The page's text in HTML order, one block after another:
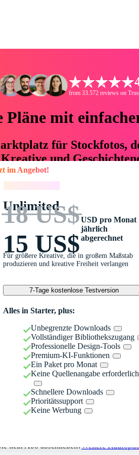
from 33.572 reviews on
Pläne mit
für Stockfotos,
und
an Zeit und Budget
Angebot!
Unlimited
18 US$
15 US$
USD pro Monat
jährlich
abgerechnet
Für größere Kreative, die in großem Maßstab
produzieren und kreative Freiheit verlangen
7-Tage kostenlose Testversion
Alles in Starter, plus:
Unbegrenzte Downloads
Vollständiger Bibliothekszugang
Professionelle Design-Tools
Premium-KI-Funktionen
Ein Paket pro Monat
Keine Quellenangabe erforderlich
Schnellere Downloads
Prioritätssupport
Keine Werbung
kein Abo abschließen?Weitere